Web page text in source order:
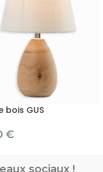
bois GUS
€
sociaux !